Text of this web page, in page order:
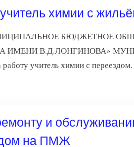
химии с
МУНИЦИПАЛЬНОЕ
ИМЕНИ В.Д.ЛОНГИНОВА»
учитель химии с переездом.
и
на ПМЖ